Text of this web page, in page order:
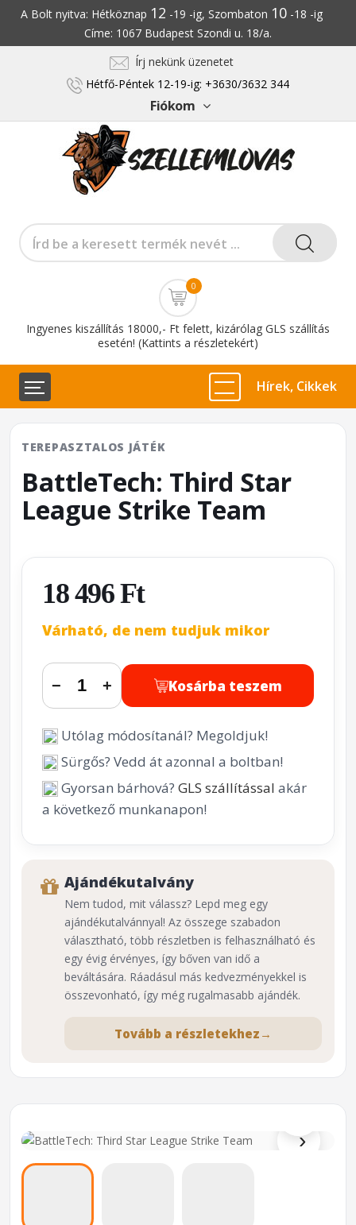
A Bolt nyitva: Hétköznap 12 -19 -ig, Szombaton 10-18 -ig
Címe: 1067 Budapest Szondi u. 18/a.
Írj nekünk üzenetet
Hétfő-Péntek 12-19-ig: +3630/3632 344
Fiókom
0
Ingyenes kiszállítás 18000,- Ft felett, kizárólag GLS szállítás
esetén! (Kattints a részletekért)
Hírek, Cikkek
›
⌕
TEREPASZTALOS JÁTÉK
BattleTech: Third Star
League Strike Team
18 496 Ft
Várható, de nem tudjuk mikor
− + Kosárba teszem
Utólag módosítanál? Megoldjuk!
Sürgős? Vedd át azonnal a boltban!
Gyorsan bárhová? GLS szállítással akár
a következő munkanapon!
Ajándékutalvány
Nem tudod, mit válassz? Lepd meg egy
ajándékutalvánnyal! Az összege szabadon
választható, több részletben is felhasználható és
egy évig érvényes, így bőven van idő a
beváltására. Ráadásul más kedvezményekkel is
összevonható, így még rugalmasabb ajándék.
Tovább a részletekhez →